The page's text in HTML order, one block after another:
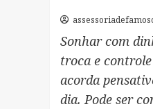
Sonhar com
troca e
acorda
dia. Pode ser